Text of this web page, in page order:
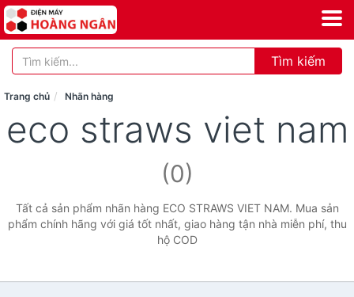
Tìm kiếm
Trang chủ Nhãn hàng
eco straws viet nam
(0)
Tất cả sản phẩm nhãn hàng ECO STRAWS VIET NAM. Mua sản
phẩm chính hãng với giá tốt nhất, giao hàng tận nhà miễn phí, thu
hộ COD